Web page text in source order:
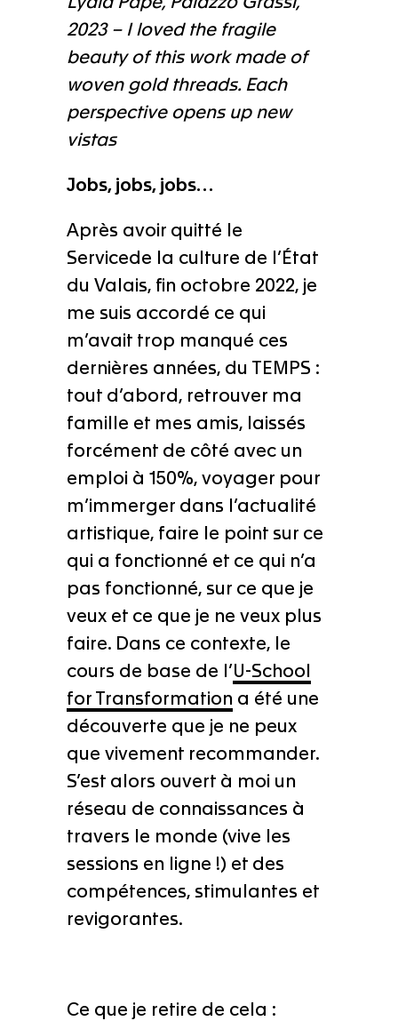
2023 – I loved the fragile
beauty of this work made of
woven gold threads. Each
perspective opens up new
vistas
Jobs, jobs, jobs…
Après avoir quitté le
Servicede la culture de l’État
du Valais, fin octobre 2022, je
me suis accordé ce qui
m’avait trop manqué ces
dernières années, du TEMPS :
tout d’abord, retrouver ma
famille et mes amis, laissés
forcément de côté avec un
emploi à 150%, voyager pour
m’immerger dans l’actualité
artistique, faire le point sur ce
qui a fonctionné et ce qui n’a
pas fonctionné, sur ce que je
veux et ce que je ne veux plus
faire. Dans ce contexte, le
cours de base de l’U-School
for Transformation a été une
découverte que je ne peux
que vivement recommander.
S’est alors ouvert à moi un
réseau de connaissances à
travers le monde (vive les
sessions en ligne !) et des
compétences, stimulantes et
revigorantes.
Ce que je retire de cela :